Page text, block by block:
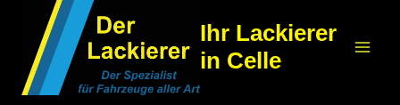
springen
Ihr Lackierer
in Celle